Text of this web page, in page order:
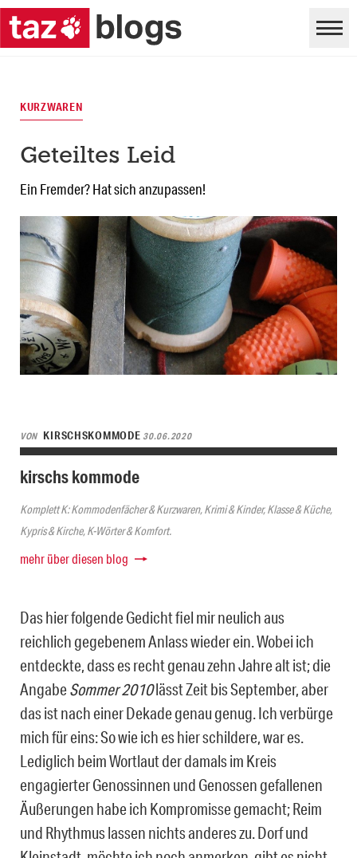
KURZWAREN
Geteiltes Leid
Ein Fremder? Hat sich anzupassen!
VON KIRSCHSKOMMODE 30.06.2020
kirschs kommode
Komplett K: Kommodenfächer & Kurzwaren, Krimi & Kinder, Klasse & Küche,
Kypris & Kirche, K-Wörter & Komfort.
mehr über diesen blog
Das hier folgende Gedicht fiel mir neulich aus
reichlich gegebenem Anlass wieder ein. Wobei ich
entdeckte, dass es recht genau zehn Jahre alt ist; die
AngabeSommer 2010lässt Zeit bis September, aber
das ist nach einer Dekade genau genug. Ich verbürge
mich für eins: So wie ich es hier schildere, war es.
Lediglich beim Wortlaut der damals im Kreis
engagierter Genossinnen und Genossen gefallenen
Äußerungen habe ich Kompromisse gemacht; Reim
und Rhythmus lassen nichts anderes zu. Dorf und